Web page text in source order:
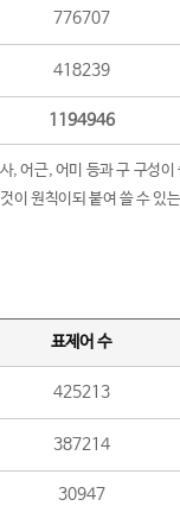
776707
418239
1194946
, 어근, 어미 등과 구 구성
이 원칙이되 붙여 쓸 수 있
표제어 수
425213
387214
30947